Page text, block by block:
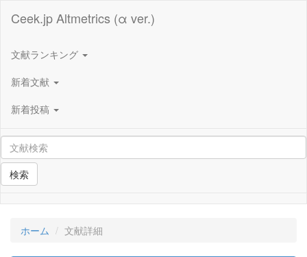
Ceek.jp Altmetrics (α ver.)
文献ランキング
新着文献
新着投稿
検索
ホーム 文献詳細